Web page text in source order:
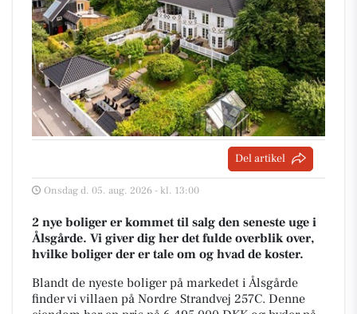
Del artikel
Onsdag d. 05. aug. 2026 - kl. 13:00
2 nye boliger er kommet til salg den seneste uge i
Ålsgårde. Vi giver dig her det fulde overblik over,
hvilke boliger der er tale om og hvad de koster.
Blandt de nyeste boliger på markedet i Ålsgårde
finder vi villaen på Nordre Strandvej 257C. Denne